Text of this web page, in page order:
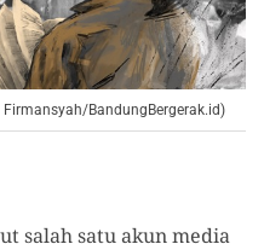
BandungBergerak.id)
salah satu akun media